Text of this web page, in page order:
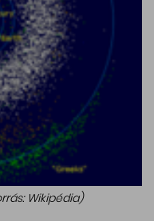
Wikipédia)